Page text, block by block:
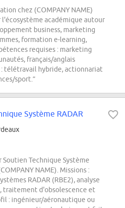
chez (COMPANY NAME)
académique autour
business, marketing
formation e-learning,
requises : marketing
français/anglais
télétravail hybride, actionnariat
sport.”
Système RADAR
Technique Système
NAME). Missions :
RADAR (RBE2), analyse
traitement d'obsolescence et
: ingénieur/aéronautique ou